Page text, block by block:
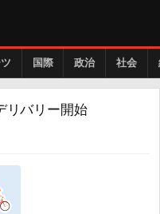
国際 政治 社会
リバリー開始